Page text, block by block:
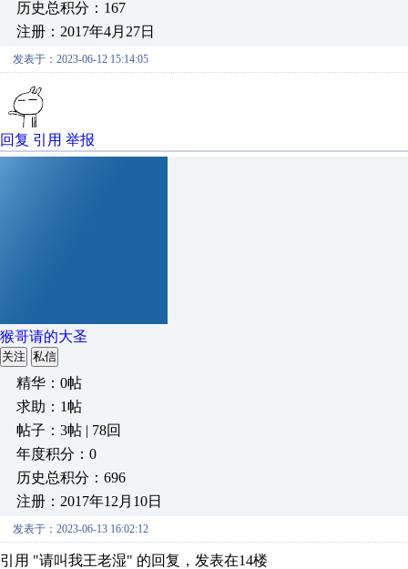
历史总积分：167
注册：2017年4月27日
发表于：2023-06-12 15:14:05
回复 引用 举报
猴哥请的大圣
关注 私信
精华：0帖
求助：1帖
帖子：3帖 | 78回
年度积分：0
历史总积分：696
注册：2017年12月10日
发表于：2023-06-13 16:02:12
引用 "请叫我王老湿" 的回复，发表在14楼